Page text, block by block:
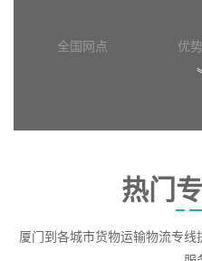
全国网点 优
热门
厦门到各城市货物运输物流专